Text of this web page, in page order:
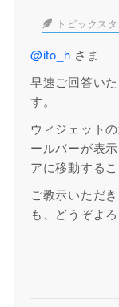
トピックス
@ito_h さま
早速ご回答い
す。
ウィジェット
ールバーが表
アに移動する
ご教示いただ
も、どうぞよ